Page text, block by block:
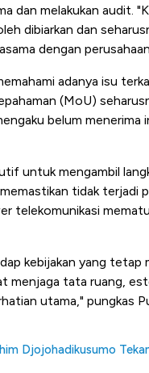
dan melakukan audit.
dibiarkan dan
dengan
adanya isu
(MoU)
belum
untuk mengambil
tidak terjadi
telekomunikasi
kebijakan yang tetap
menjaga tata ruang,
utama," pungkas
Djojohadikusumo